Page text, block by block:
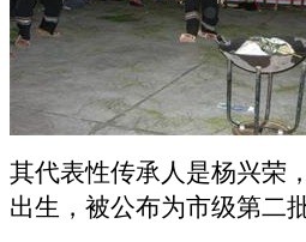
其代表性传承人是杨兴荣
出生，被公布为市级第二